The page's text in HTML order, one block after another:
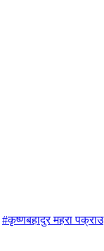
#कृष्णबहादुर महरा पक्राउ